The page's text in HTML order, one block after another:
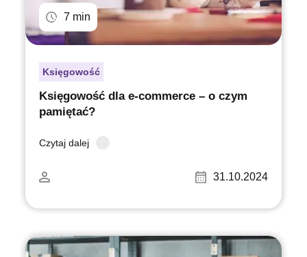
7 min
Księgowość
Księgowość dla e-commerce – o czym
pamiętać?
Czytaj dalej
31.10.2024